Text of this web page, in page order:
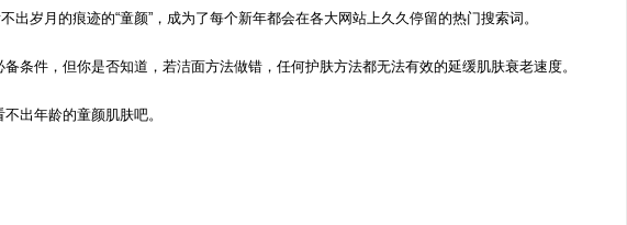
出岁月的痕迹的“童颜”，成为了每个新年都会在各大网站上久久停留的热门搜索词。
条件，但你是否知道，若洁面方法做错，任何护肤方法都无法有效的延缓肌肤衰老速度。
出年龄的童颜肌肤吧。